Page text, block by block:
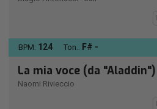
BPM: 124 Ton.: F# -
La mia voce (da "Aladdin")
Naomi Rivieccio